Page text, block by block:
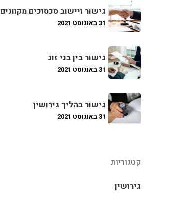
גישור ויישוב סכסוכים מקוונים
31 באוגוסט 2021
גישור בין בני זוג
31 באוגוסט 2021
גישור בהליך גירושין
31 באוגוסט 2021
קטגוריות
גירושין